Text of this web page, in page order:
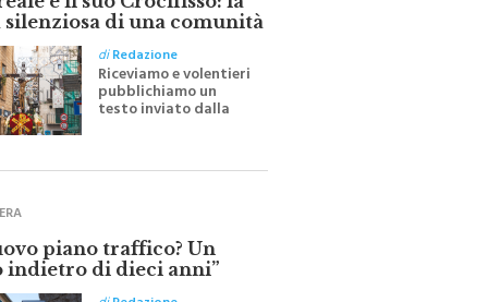
e il suo Crocifisso: la
silenziosa di una comunità
diRedazione
Riceviamo e volentieri
pubblichiamo un
testo inviato dalla
all'indomani della
piano traffico? Un
indietro di dieci anni”